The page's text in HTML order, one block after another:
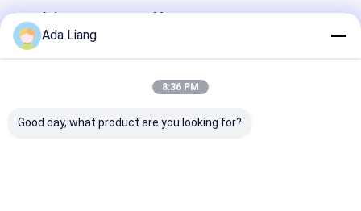
Produits Recommandés
Ada Liang
8:36 PM
Good day, what product are you looking for?